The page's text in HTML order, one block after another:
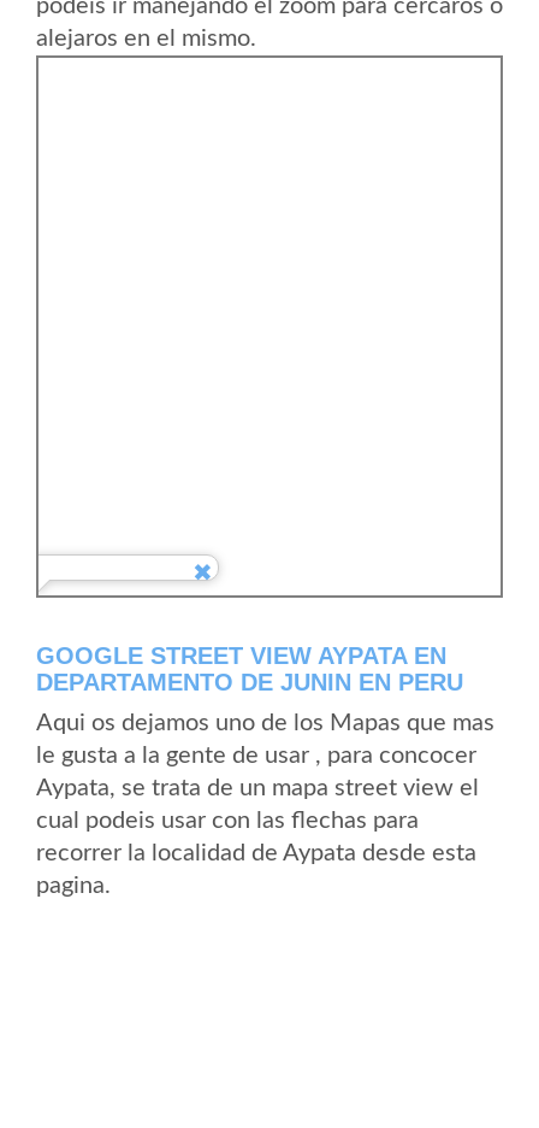
podeis ir manejando el zoom para cercaros o
alejaros en el mismo.
GOOGLE STREET VIEW AYPATA EN
DEPARTAMENTO DE JUNIN EN PERU
Aqui os dejamos uno de los Mapas que mas
le gusta a la gente de usar , para concocer
Aypata, se trata de un mapa street view el
cual podeis usar con las flechas para
recorrer la localidad de Aypata desde esta
pagina.